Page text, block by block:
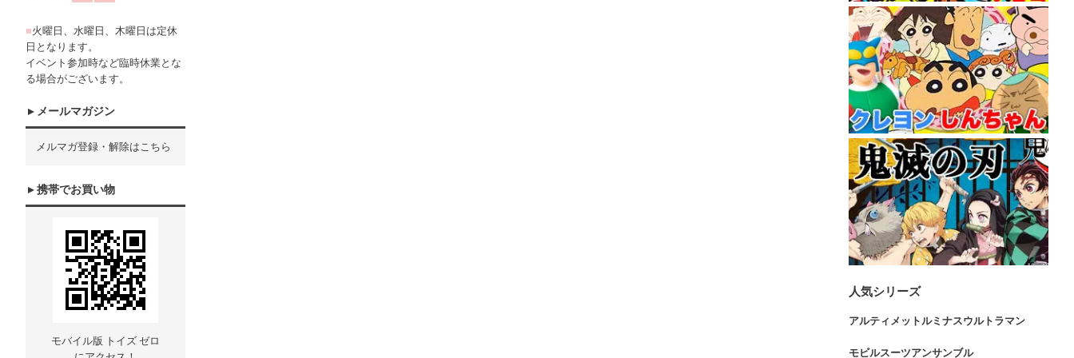
■火曜日、水曜日、木曜日は定休
日となります。
イベント参加時など臨時休業とな
る場合がございます。
メールマガジン
メルマガ登録・解除はこちら
携帯でお買い物
モバイル版 トイズ ゼロ
人気シリーズ
アルティメットルミナスウルトラマン
モビルスーツアンサンブル